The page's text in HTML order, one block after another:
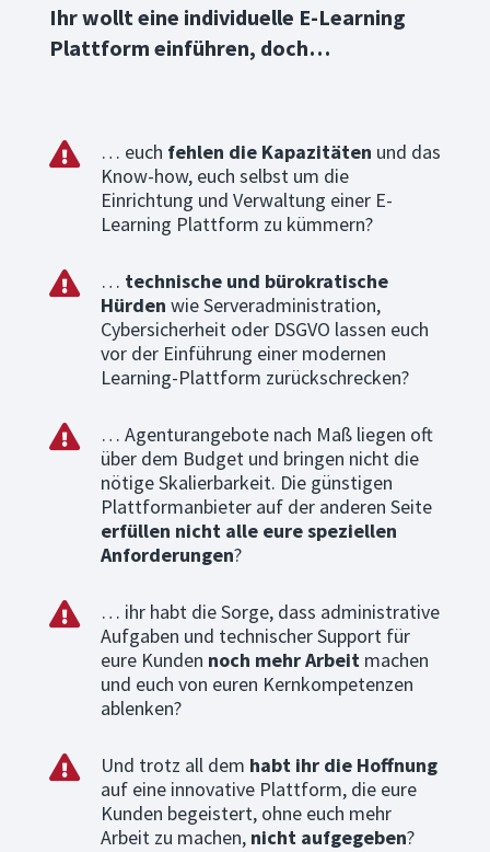
Ihr wollt eine individuelle E-Learning
Plattform einführen, doch…
 … euch fehlen die Kapazitäten und das
Know-how, euch selbst um die
Einrichtung und Verwaltung einer E-
Learning Plattform zu kümmern?
 … technische und bürokratische
Hürden wie Serveradministration,
Cybersicherheit oder DSGVO lassen euch
vor der Einführung einer modernen
Learning-Plattform zurückschrecken?

… Agenturangebote nach Maß liegen oft
über dem Budget und bringen nicht die
nötige Skalierbarkeit. Die günstigen
Plattformanbieter auf der anderen Seite
erfüllen nicht alle eure speziellen
Anforderungen?

… ihr habt die Sorge, dass administrative
Aufgaben und technischer Support für
eure Kunden noch mehr Arbeitmachen
und euch von euren Kernkompetenzen
ablenken?
 Und trotz all dem habt ihr die Hoffnung
auf eine innovative Plattform, die eure
Kunden begeistert, ohne euch mehr
Arbeit zu machen, nicht aufgegeben?